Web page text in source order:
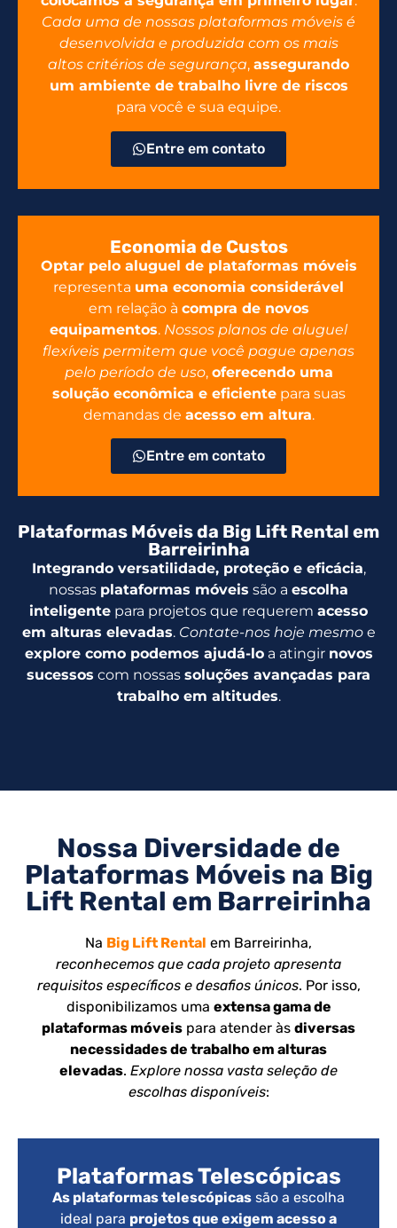
Cada uma de nossas plataformas móveis é
desenvolvida e produzida com os mais
altos critérios de segurança, assegurando
um ambiente de trabalho livre de riscos
para você e sua equipe.
Entre em contato
Economia de Custos
Optar pelo aluguel de plataformas móveis
representa uma economia considerável
em relação à compra de novos
equipamentos. Nossos planos de aluguel
flexíveis permitem que você pague apenas
pelo período de uso, oferecendo uma
solução econômica e eficientepara suas
demandas de acesso em altura.
Entre em contato
Plataformas Móveis da Big Lift Rental em
Barreirinha
Integrando versatilidade, proteção e eficácia,
nossas plataformas móveis são a escolha
inteligente para projetos que requerem acesso
em alturas elevadas. Contate-nos hoje mesmoe
explore como podemos ajudá-loa atingir novos
sucessos com nossas soluções avançadas para
trabalho em altitudes.
Nossa Diversidade de
Plataformas Móveis na Big
Lift Rental em Barreirinha
Na Big Lift Rental em Barreirinha,
reconhecemos que cada projeto apresenta
requisitos específicos e desafios únicos. Por isso,
disponibilizamos uma extensa gama de
plataformas móveis para atender às diversas
necessidades de trabalho em alturas
elevadas. Explore nossa vasta seleção de
escolhas disponíveis:
Plataformas Telescópicas
As plataformas telescópicas são a escolha
ideal para projetos que exigem acesso a